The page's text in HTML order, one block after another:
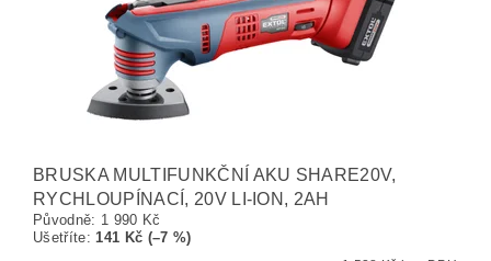
BRUSKA MULTIFUNKČNÍ AKU SHARE20V,
RYCHLOUPÍNACÍ, 20V LI-ION, 2AH
Původně: 1 990 Kč
Ušetříte:141 Kč (–7 %)